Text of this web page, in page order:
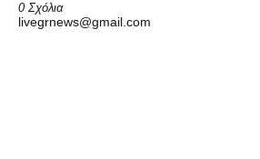
0 Σχόλια
livegrnews@gmail.com